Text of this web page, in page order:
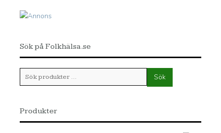
Sök på Folkhälsa.se
Sök
efter:
Sök
Produkter